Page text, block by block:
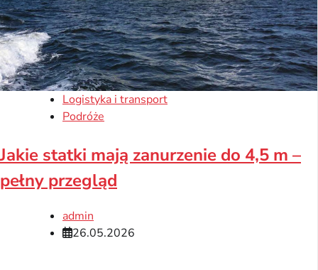
Logistyka i transport
Podróże
Jakie statki mają zanurzenie do 4,5 m –
pełny przegląd
admin
26.05.2026